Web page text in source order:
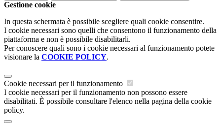
Gestione cookie
In questa schermata è possibile scegliere quali cookie consentire.
I cookie necessari sono quelli che consentono il funzionamento della
piattaforma e non è possibile disabilitarli.
Per conoscere quali sono i cookie necessari al funzionamento potete
visionare la COOKIE POLICY.
Cookie necessari per il funzionamento
I cookie necessari per il funzionamento non possono essere
disabilitati. È possibile consultare l'elenco nella pagina della cookie
policy.